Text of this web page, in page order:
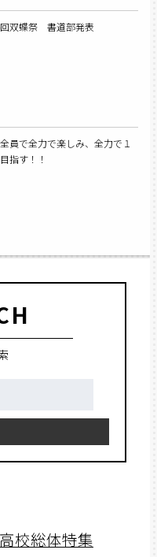
双蝶祭 書道部発表
員で全力で楽しみ、全力で１
指す！！
校総体特集